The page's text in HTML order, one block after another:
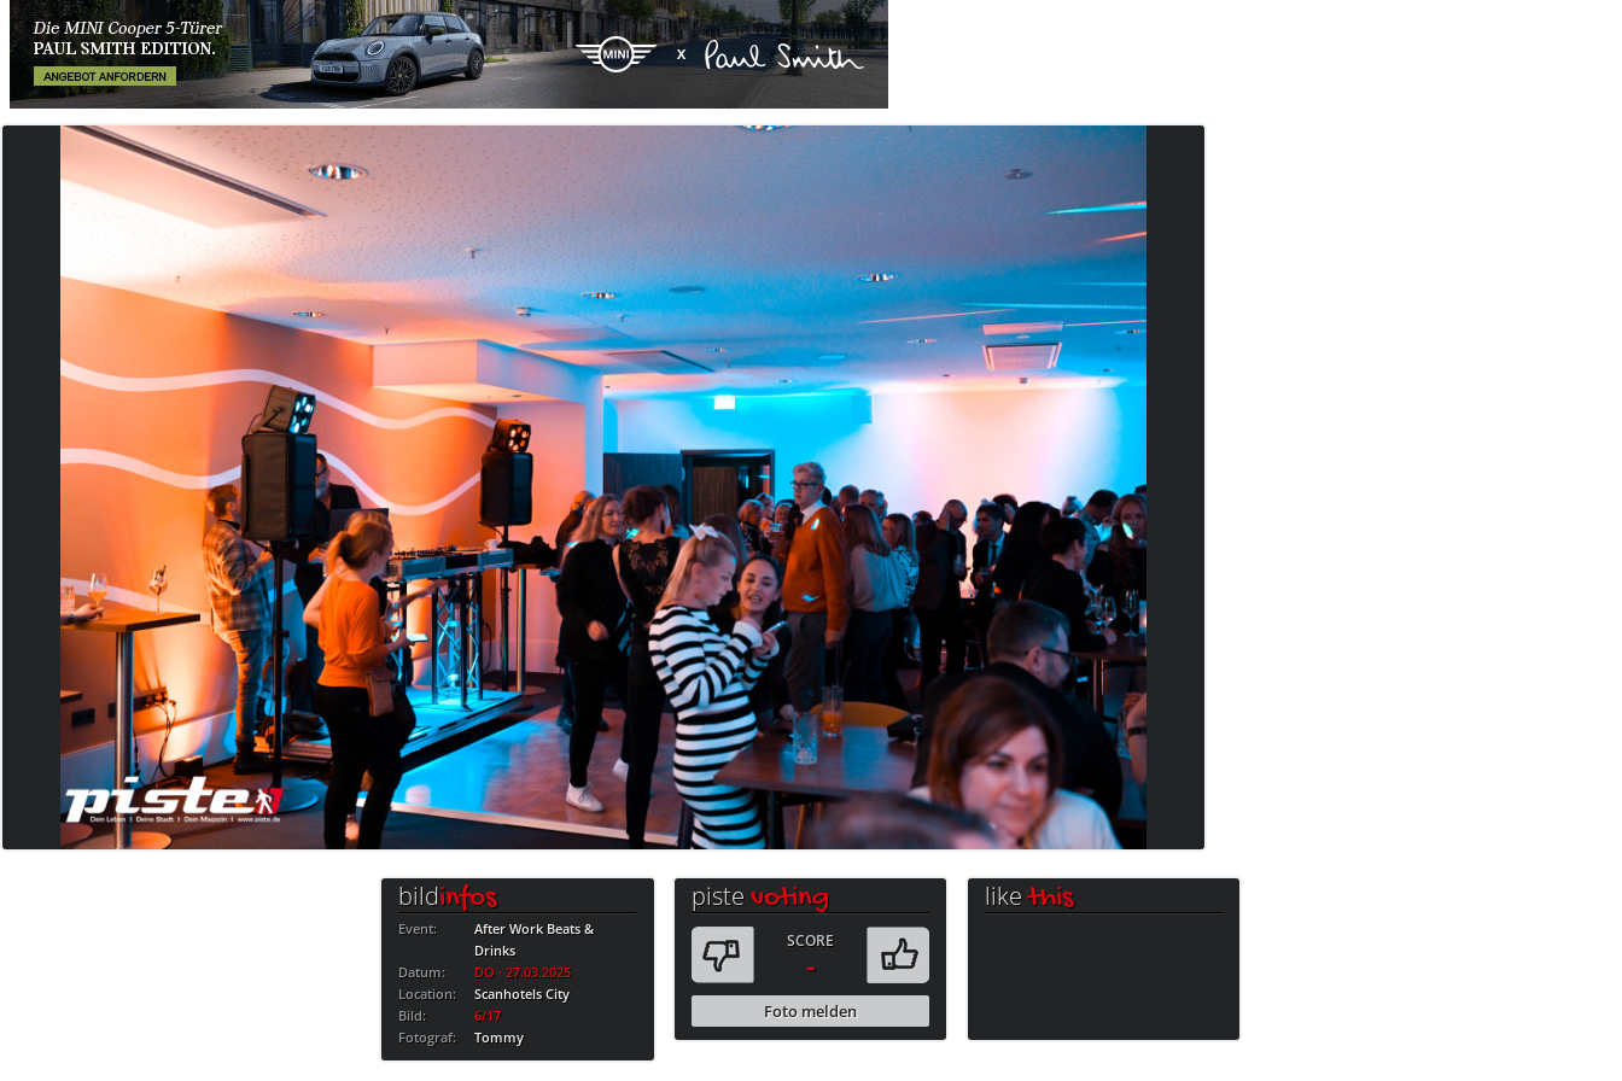
bildinfos
Event:
After Work Beats &
Drinks
Datum:
DO · 27.03.2025
Location:
Scanhotels City
Bild:
6/17
Fotograf:
Tommy
pistevoting
SCORE
-
Foto melden
likethis